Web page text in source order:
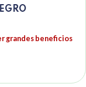
grandes beneficios